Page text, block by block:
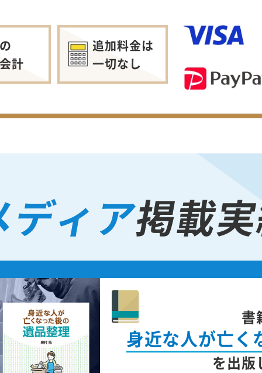
計
追加料金は
一切なし
ディア掲載
書
身近な人が亡く
を出版